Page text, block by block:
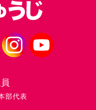
部代表